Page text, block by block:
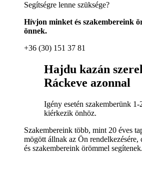
Segítségre lenne szüksége?
Hívjon minket és szakembereink
önnek.
+36 (30) 151 37 81
Hajdu kazán
Ráckeve azonnal
Igény esetén szakemberünk 1-
kiérkezik önhöz.
Szakembereink több, mint 20 éves
mögött állnak az Ön
és szakembereink örömmel segítenek.